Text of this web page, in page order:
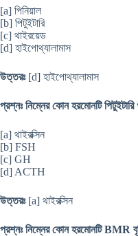
[a] পিনিয়াল
[b] পিটুইটারি
[c] থাইরয়েড
[d] হাইপোথ্যালামাস
উত্তরঃ[d] হাইপোথ্যালামাস
প্রশ্নঃ নিম্নের কোন হরমোনটি
[a] থাইরক্সিন
[b] FSH
[c] GH
[d] ACTH
উত্তরঃ [a] থাইরক্সিন
প্রশ্নঃ নিম্নের কোন হরমোনটি BMR